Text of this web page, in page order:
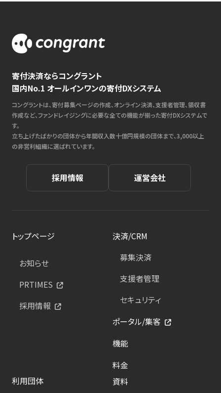
寄付決済ならコングラント
国内No.1 オールインワンの寄付DXシステム
コングラントは、寄付募集ページの作成、オンライン決済、支援者管理、領収書
作成など、ファンドレイジングに必要な全ての機能が揃った寄付DXシステムで
す。
立ち上げたばかりの団体から年間収入数十億円規模の団体まで、3,000以上
の非営利組織に選ばれています。
採用情報 運営会社
トップページ
お知らせ
PRTIMES
採用情報
決済/CRM
募集決済
支援者管理
セキュリティ
ポータル/集客
機能
料金
利用団体
資料